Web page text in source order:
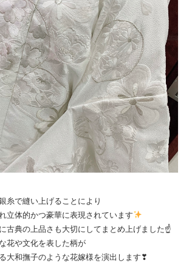
糸で縫い上げることにより
立体的かつ豪華に表現されています
古典の上品さも大切にしてまとめ上げました☝
花や文化を表した柄が
大和撫子のような花嫁様を演出します❣